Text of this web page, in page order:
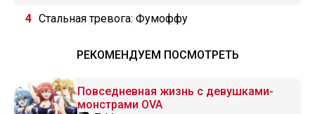
Стальная тревога: Фумоффу
РЕКОМЕНДУЕМ ПОСМОТРЕТЬ
Повседневная жизнь с девушками-
монстрами OVA